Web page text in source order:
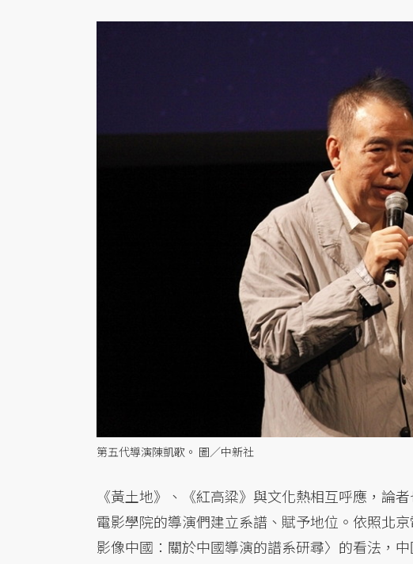
第五代導演陳凱歌。 圖／中新社
《黃土地》、《紅高粱》與文化熱相互呼應，論
電影學院的導演們建立系譜、賦予地位。依照北
影像中國：關於中國導演的譜系研尋〉的看法，